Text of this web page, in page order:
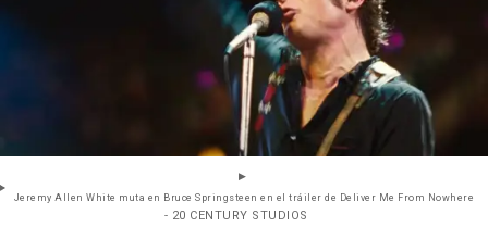
Jeremy Allen White muta en Bruce Springsteen en el tráiler de Deliver Me From Nowhere
- 20 CENTURY STUDIOS